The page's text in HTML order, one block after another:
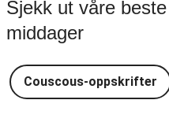
Sjekk ut våre
middager
Couscous-oppskrifter